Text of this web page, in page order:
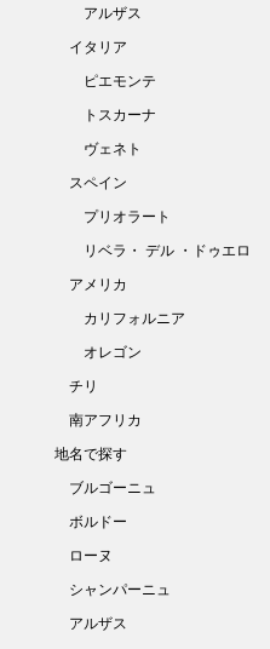
アルザス
イタリア
ピエモンテ
トスカーナ
ヴェネト
スペイン
プリオラート
リベラ・ デル ・ドゥエロ
アメリカ
カリフォルニア
オレゴン
チリ
南アフリカ
地名で探す
ブルゴーニュ
ボルドー
ローヌ
シャンパーニュ
アルザス